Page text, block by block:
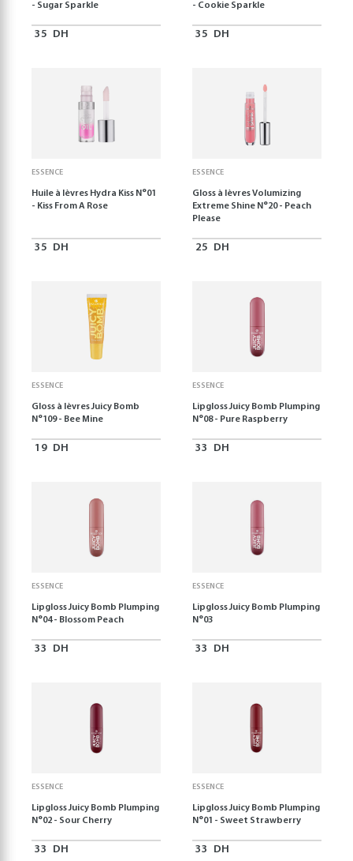
- Sugar Sparkle
35 DH
- Cookie Sparkle
35 DH
ESSENCE
Huile à lèvres Hydra Kiss N°01
- Kiss From A Rose
35 DH
ESSENCE
Gloss à lèvres Volumizing
Extreme Shine N°20 - Peach
Please
25 DH
ESSENCE
Gloss à lèvres Juicy Bomb
N°109 - Bee Mine
19 DH
ESSENCE
Lipgloss Juicy Bomb Plumping
N°08 - Pure Raspberry
33 DH
ESSENCE
Lipgloss Juicy Bomb Plumping
N°04 - Blossom Peach
33 DH
ESSENCE
Lipgloss Juicy Bomb Plumping
N°03
33 DH
ESSENCE
Lipgloss Juicy Bomb Plumping
N°02 - Sour Cherry
33 DH
ESSENCE
Lipgloss Juicy Bomb Plumping
N°01 - Sweet Strawberry
33 DH